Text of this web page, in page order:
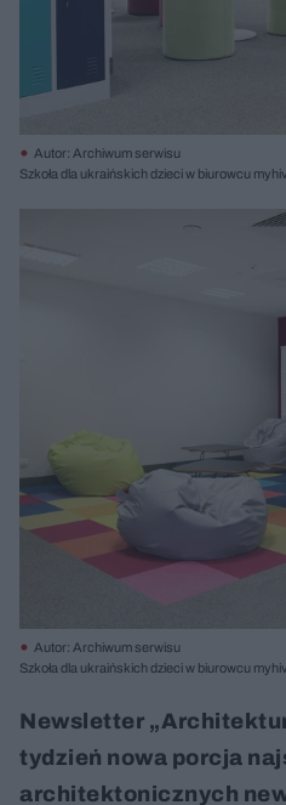
Autor: Archiwum serwisu
Szkoła dla ukraińskich dzieci w biurowcu
Autor: Archiwum serwisu
Szkoła dla ukraińskich dzieci w biurowcu
Newsletter
tydzień nowa porcja
architektonicznych